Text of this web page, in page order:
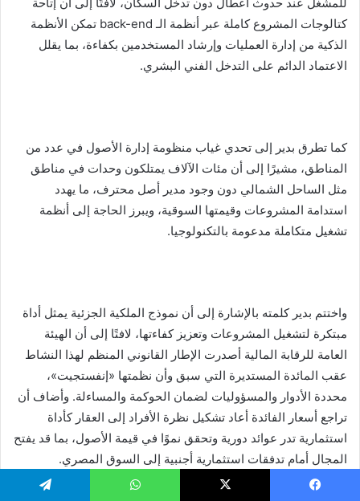
كتالوجات المشروع كاملة عبر أنظمة الـ back-end تمكن الأنظمة
الذكية من إدارة العمليات وإرشاد المستخدمين بكفاءة، بما يقلل
الاعتماد الدائم على التدخل الفني البشري.
كما تطرق بدير إلى تحدي غياب منظومة إدارة الأصول في عدد من
المناطق، مشيرًا إلى أن مئات الآلاف يمتلكون وحدات في مناطق
مثل الساحل الشمالي دون وجود مدير أصل محترف، ما يهدد
استدامة المشروعات وقيمتها السوقية، ويبرز الحاجة إلى أنظمة
تشغيل متكاملة مدعومة بالتكنولوجيا.
واختتم بدير كلمته بالإشارة إلى أن نموذج الملكية الجزئية يمثل أداة
مبتكرة لتشغيل المشروعات وتعزيز كفاءتها، لافتًا إلى أن الهيئة
العامة للرقابة المالية أصدرت الإطار القانوني المنظم لهذا النشاط
عقب المائدة المستديرة التي سبق وأن نظمتها «إنفستجيت»،
محددة الأدوار والمسؤوليات لضمان الحوكمة والمساءلة. وأضاف أن
تراجع أسعار الفائدة أعاد تشكيل نظرة الأفراد إلى العقار كأداة
استثمارية تدر عوائد دورية وتحقق نموًا في قيمة الأصول، بما قد يفتح
المجال أمام تدفقات استثمارية أجنبية إلى السوق المصري.